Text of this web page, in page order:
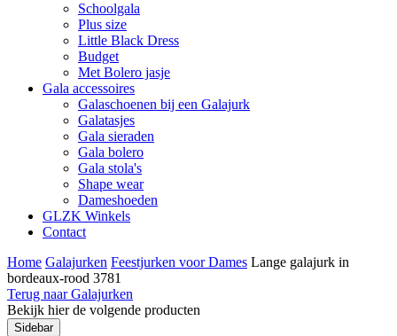
Schoolgala
Plus size
Little Black Dress
Budget
Met Bolero jasje
Gala accessoires
Galaschoenen bij een Galajurk
Galatasjes
Gala sieraden
Gala bolero
Gala stola's
Shape wear
Dameshoeden
GLZK Winkels
Contact
Home Galajurken Feestjurken voor Dames Lange galajurk in
bordeaux-rood 3781
Terug naar Galajurken
Bekijk hier de volgende producten
Sidebar